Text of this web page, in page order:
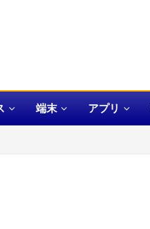
端末 アプリ